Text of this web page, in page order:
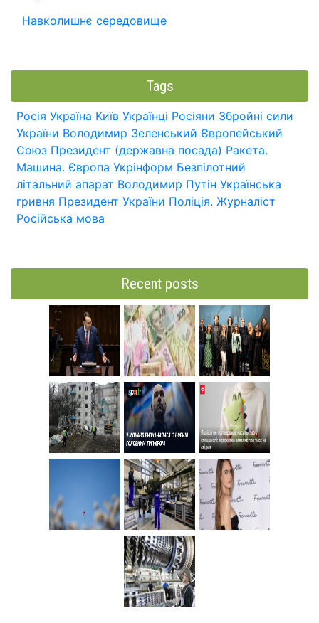
Навколишнє середовище
Tags
Росія Україна Київ Українці Росіяни Збройні сили
України Володимир Зеленський Європейський
Союз Президент (державна посада) Ракета.
Машина. Європа Укрінформ Безпілотний
літальний апарат Володимир Путін Українська
гривня Президент України Поліція. Журналіст
Російська мова
Recent posts